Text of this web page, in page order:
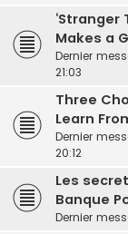
‘Stranger
Makes a
Dernier
21:03
Three
Learn
Dernier
20:12
Les
Banque
Dernier